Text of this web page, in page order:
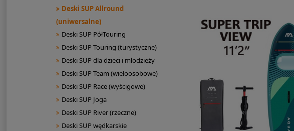
Deski SUP Allround
(uniwersalne)
Deski SUP PółTouring
Deski SUP Touring (turystyczne)
Deski SUP dla dzieci i młodzieży
Deski SUP Team (wieloosobowe)
Deski SUP Race (wyścigowe)
Deski SUP Joga
Deski SUP River (rzeczne)
Deski SUP wędkarskie